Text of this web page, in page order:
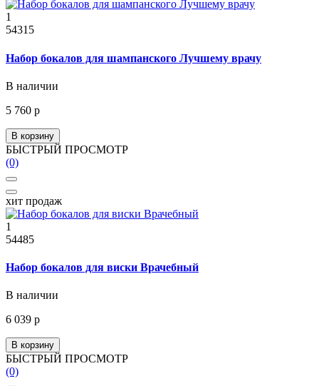
1
54315
Набор бокалов для шампанского Лучшему врачу
В наличии
5 760 р
В корзину
БЫСТРЫЙ ПРОСМОТР
(0)
хит продаж
1
54485
Набор бокалов для виски Врачебный
В наличии
6 039 р
В корзину
БЫСТРЫЙ ПРОСМОТР
(0)